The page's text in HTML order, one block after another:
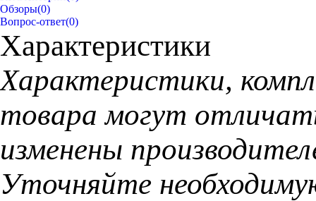
Обзоры(0)
Вопрос-ответ(0)
Характеристики
Xарактеристики,
товара могут
изменены
Уточняйте